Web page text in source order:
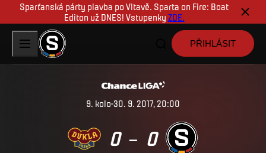
Sparťanská párty plavba po Vltavě. Sparta on Fire: Boat
Editon už DNES! Vstupenky ZDE.
PŘIHLÁSIT
9. kolo 30. 9. 2017, 20:00
0 – 0